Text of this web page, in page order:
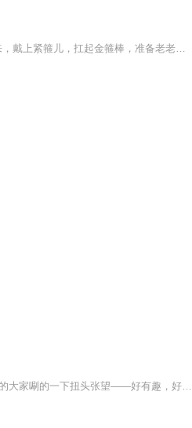
你以为取经是修行？其实是三界最大的局。孙悟空好不容易从五指山下爬出来，戴上紧箍儿，扛起金箍棒，准备老老实实护送一个和尚去西天。可他渐渐发现——妖怪是安排好的，劫难是写好的，连被打死的白骨精，都是被灭口的。“师父，你说取经是为了普度众生。...
“孙悟空在我们村里！”就像一声溢满换了和惊讶的呼喊在人群中扩散开来，惹的大家唰的一下扭头张望——好有趣，好令人期待的书啊！孙悟空怎么来我们村里了？不会是穿越剧吧？或者是根据《西游记》重新创编通话了吧？还有，这目录真是吸引人——《花的沐浴...